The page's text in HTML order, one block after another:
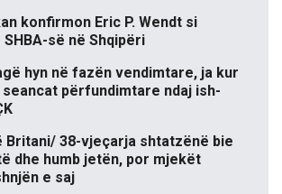
konfirmon Eric P. Wendt si
së në Shqipëri
hyn në fazën vendimtare, ja kur
seancat përfundimtare ndaj ish-
Britani/ 38-vjeçarja shtatzënë bie
dhe humb jetën, por mjekët
e saj